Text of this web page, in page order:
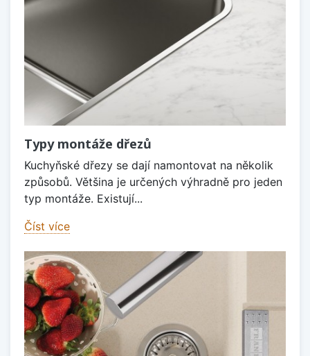
Typy montáže dřezů
Kuchyňské dřezy se dají namontovat na několik
způsobů. Většina je určených výhradně pro jeden
typ montáže. Existují...
Číst více